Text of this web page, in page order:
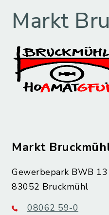
Markt
Markt
Gewerbepark BWB 13
83052 Bruckmühl
08062 59-0